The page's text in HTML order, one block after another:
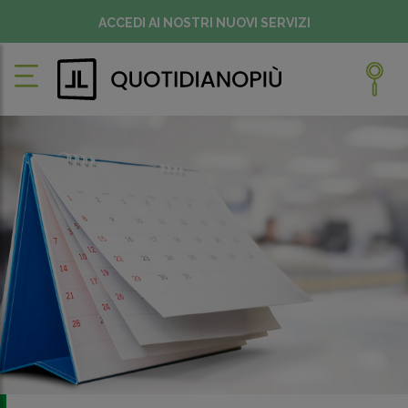
ACCEDI AI NOSTRI NUOVI SERVIZI